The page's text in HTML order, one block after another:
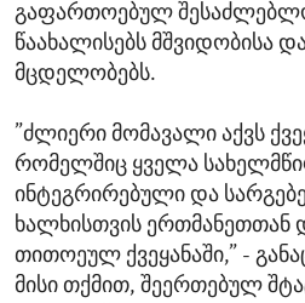
გაფართოებულ
წაახალისებს მშვიდობისა
მცდელობებს.
”ძლიერი მომავალი აქვს
რომელშიც ყველა
ინტეგრირებული და
ხალხისთვის ერთმანეთთან
თითოეულ ქვეყანაში,” -
მისი თქმით, შეერთებულ